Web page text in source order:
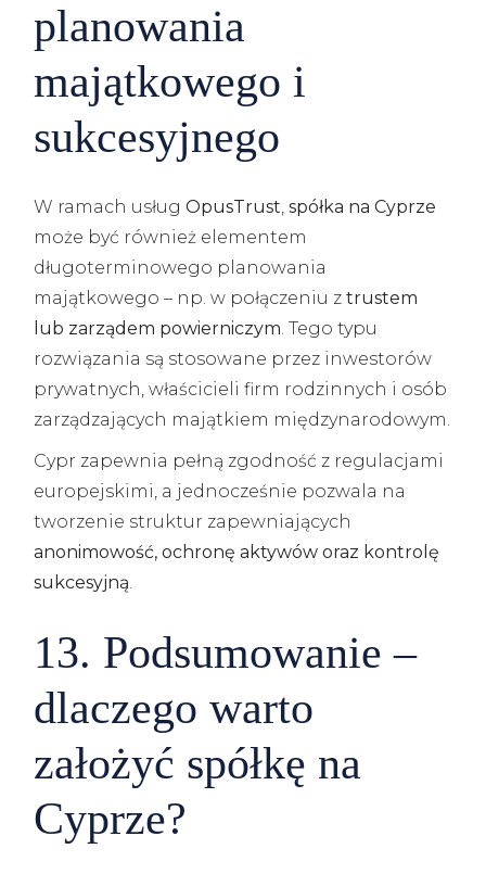
planowania
majątkowego i
sukcesyjnego
W ramach usługOpusTrust,spółka na Cyprze
może być również elementem
długoterminowego planowania
majątkowego – np. w połączeniu ztrustem
lub zarządem powierniczym. Tego typu
rozwiązania są stosowane przez inwestorów
prywatnych, właścicieli firm rodzinnych i osób
zarządzających majątkiem międzynarodowym.
Cypr zapewnia pełną zgodność z regulacjami
europejskimi, a jednocześnie pozwala na
tworzenie struktur zapewniających
anonimowość, ochronę aktywów oraz kontrolę
sukcesyjną.
13. Podsumowanie –
dlaczego warto
założyć spółkę na
Cyprze?